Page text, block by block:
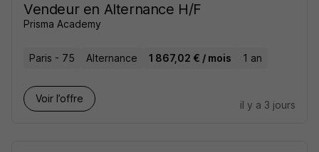
Vendeur en Alternance H/F
Prisma Academy
Paris - 75 Alternance 1 867,02 € / mois 1 an
Voir l’offre
il y a 3 jours